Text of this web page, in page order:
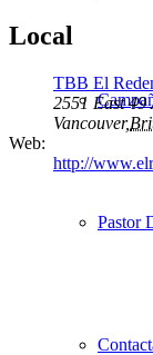
Pastor
Local
TBB El
2551 East 49
Vancouver,
Web:
http://